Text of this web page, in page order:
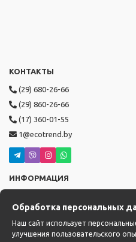
КОНТАКТЫ
(29) 680-26-66
(29) 860-26-66
(17) 360-01-55
1@ecotrend.by
ИНФОРМАЦИЯ
сб-вс с 10:00 до 17:00
Доставка: с 14:00 до 22:00
Обработка персональных
Наш сайт использует
улучшения пользовательского